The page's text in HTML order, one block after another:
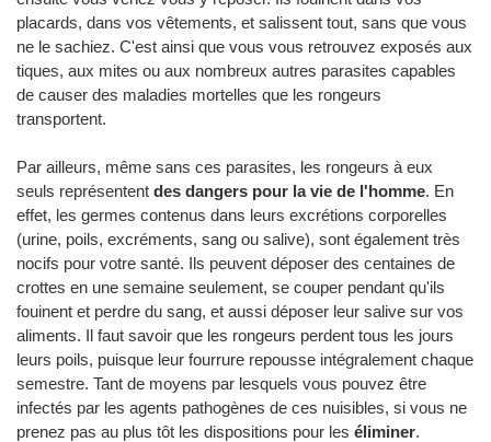
placards, dans vos vêtements, et salissent tout, sans que vous
ne le sachiez. C'est ainsi que vous vous retrouvez exposés aux
tiques, aux mites ou aux nombreux autres parasites capables
de causer des maladies mortelles que les rongeurs
transportent.
Par ailleurs, même sans ces parasites, les rongeurs à eux
seuls représentent des dangers pour la vie de l'homme. En
effet, les germes contenus dans leurs excrétions corporelles
(urine, poils, excréments, sang ou salive), sont également très
nocifs pour votre santé. Ils peuvent déposer des centaines de
crottes en une semaine seulement, se couper pendant qu'ils
fouinent et perdre du sang, et aussi déposer leur salive sur vos
aliments. Il faut savoir que les rongeurs perdent tous les jours
leurs poils, puisque leur fourrure repousse intégralement chaque
semestre. Tant de moyens par lesquels vous pouvez être
infectés par les agents pathogènes de ces nuisibles, si vous ne
prenez pas au plus tôt les dispositions pour les éliminer.